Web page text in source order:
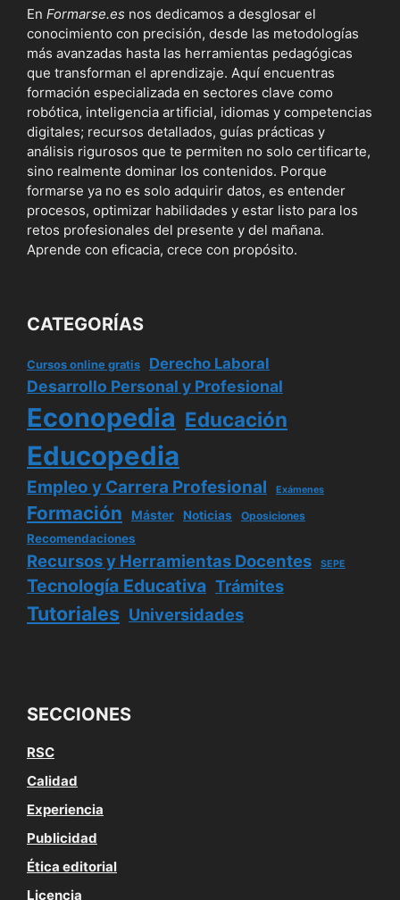
En Formarse.es nos dedicamos a desglosar el
conocimiento con precisión, desde las metodologías
más avanzadas hasta las herramientas pedagógicas
que transforman el aprendizaje. Aquí encuentras
formación especializada en sectores clave como
robótica, inteligencia artificial, idiomas y competencias
digitales; recursos detallados, guías prácticas y
análisis rigurosos que te permiten no solo certificarte,
sino realmente dominar los contenidos. Porque
formarse ya no es solo adquirir datos, es entender
procesos, optimizar habilidades y estar listo para los
retos profesionales del presente y del mañana.
Aprende con eficacia, crece con propósito.
CATEGORÍAS
Cursos online gratis Derecho Laboral
Desarrollo Personal y Profesional
Econopedia Educación
Educopedia
Empleo y Carrera Profesional Exámenes
Formación Máster Noticias Oposiciones
Recomendaciones
Recursos y Herramientas Docentes SEPE
Tecnología Educativa Trámites
Tutoriales Universidades
SECCIONES
RSC
Calidad
Experiencia
Publicidad
Ética editorial
Licencia